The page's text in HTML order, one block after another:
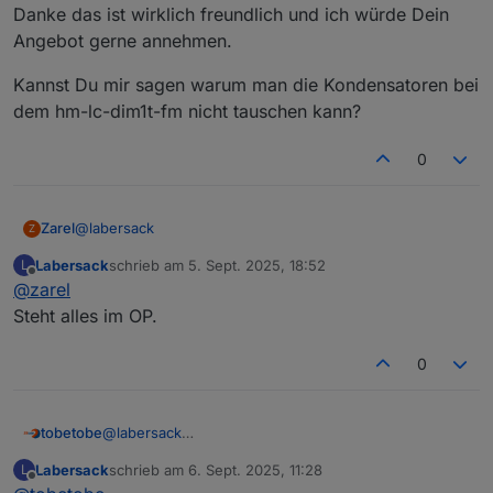
Kondensatoren, da werde ich maximal den SI-R
kontrollieren.
Danke das ist wirklich freundlich und ich würde Dein
Angebot gerne annehmen.
Kannst Du mir sagen warum man die Kondensatoren bei
dem hm-lc-dim1t-fm nicht tauschen kann?
0
Z Zarel@labersack
Danke das ist wirklich freundlich und ich würde Dein
Kannst Du mir sagen warum man die Kondensatoren bei
L
Offline
Labersackschrieb am 5. Sept. 2025, 18:52
zuletzt editiert von
@zarel
Steht alles im OP.
0
tobetobe@labersack
sorry, ich war im Urlaub und danach krank. Verspätet
L
Offline
Labersackschrieb am 6. Sept. 2025, 11:28
zuletzt editiert von